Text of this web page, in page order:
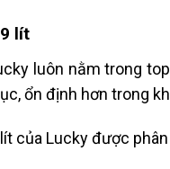
lít
luôn nằm trong
ổn định hơn trong
của Lucky được